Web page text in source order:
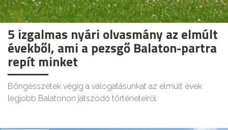
5 izgalmas nyári olvasmány az elmúlt
évekből, ami a pezsgő Balaton-partra
repít minket
Böngésszétek végig a válogatásunkat az elmúlt évek
legjobb Balatonon játszódó történeteiről.